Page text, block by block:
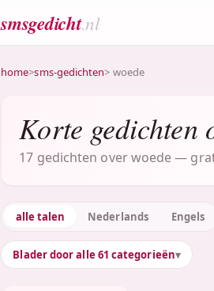
smsgedicht.nl
home>sms-gedichten> woede
Korte gedichten
17 gedichten over woede —
alle talen Nederlands Engels
Blader door alle 61 categorieën